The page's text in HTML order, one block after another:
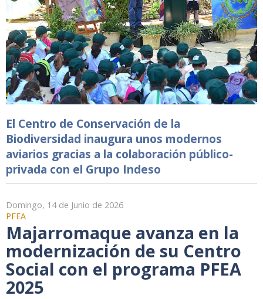
El Centro de Conservación de la
Biodiversidad inaugura unos modernos
aviarios gracias a la colaboración público-
privada con el Grupo Indeso
Domingo, 14 de Junio de 2026
PFEA
Majarromaque avanza en la
modernización de su Centro
Social con el programa PFEA
2025